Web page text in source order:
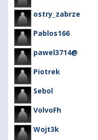
ostry_zabrze
Pablos166
pawel3714@
Piotrek
Sebol
VolvoFh
Wojt3k